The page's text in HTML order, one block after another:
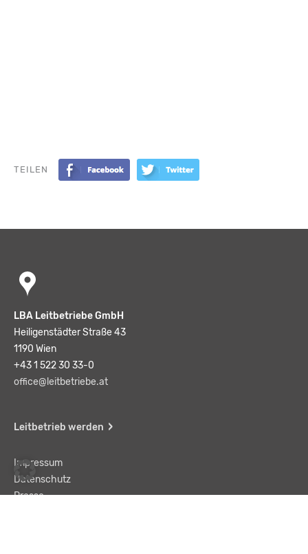
TEILEN
LBA Leitbetriebe GmbH
Heiligenstädter Straße 43
1190 Wien
+43 1 522 30 33-0
office@leitbetriebe.at
Leitbetrieb werden
Impressum
Datenschutz
Presse